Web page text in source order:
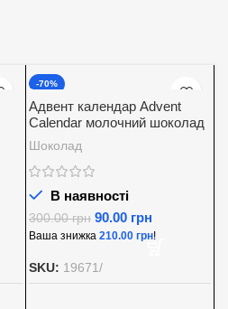
-70%
Адвент календар Advent
Calendar молочний шоколад
із вершковою начинкою
Baron 200 г.
Шоколад
В наявності
300.00грн 90.00 грн
Ваша знижка 210.00 грн!
SKU: 19671/